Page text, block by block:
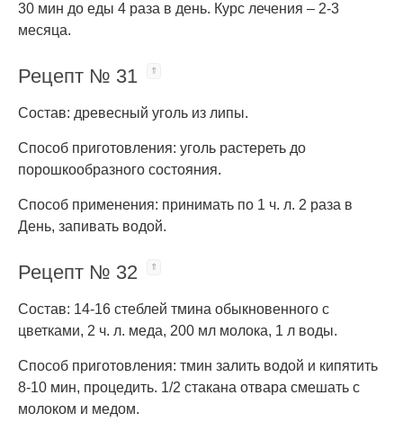
30 мин до еды 4 раза в день. Курс лечения – 2-3
месяца.
Рецепт № 31
Состав: древесный уголь из липы.
Способ приготовления: уголь растереть до
порошкообразного состояния.
Способ применения: принимать по 1 ч. л. 2 раза в
День, запивать водой.
Рецепт № 32
Состав: 14-16 стеблей тмина обыкновенного с
цветками, 2 ч. л. меда, 200 мл молока, 1 л воды.
Способ приготовления: тмин залить водой и кипятить
8-10 мин, процедить. 1/2 стакана отвара смешать с
молоком и медом.